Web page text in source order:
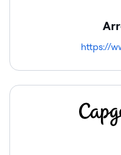
https://